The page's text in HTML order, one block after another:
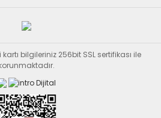
bilgileriniz 256bit SSL sertifikası ile